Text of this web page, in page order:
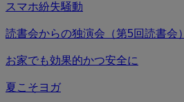
スマホ紛失騒動
読書会からの独演会（第5回読書会）
お家でも効果的かつ安全に
夏こそヨガ